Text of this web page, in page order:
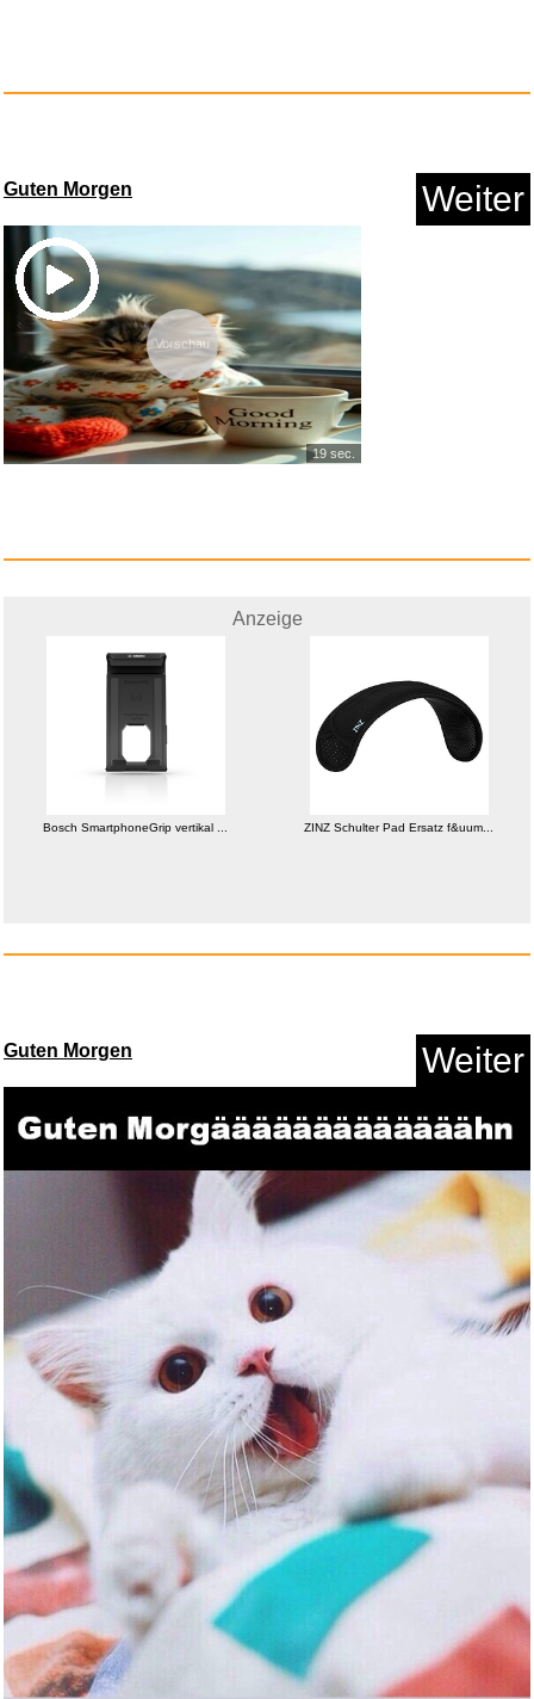
Anzeige
Monzana Schreibtischlampe mit
...
Amazon eGift-Gutschein - Feier...
Satch Schlamperbox Blackjack
-...
Guten Morgen Weiter
Vorschau
19 sec.
Anzeige
Bosch SmartphoneGrip vertikal ... ZINZ Schulter Pad Ersatz f&uum...
Guten Morgen Weiter